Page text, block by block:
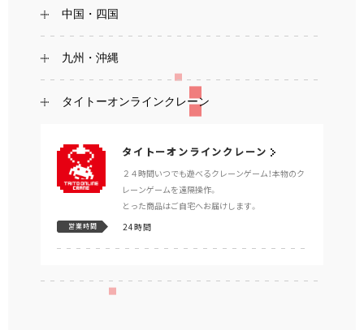
中国・四国
九州・沖縄
タイトーオンラインクレーン
タイトーオンラインクレーン
２４時間いつでも遊べるクレーンゲーム！本物のク
レーンゲームを遠隔操作。
とった商品はご自宅へお届けします。
営業時間 24時間